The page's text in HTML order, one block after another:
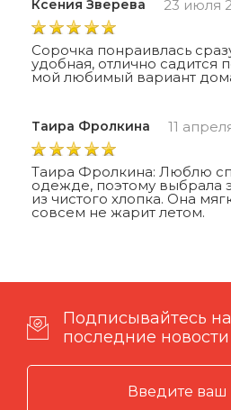
Ксения Зверева 23 июля
Сорочка понраивлась
удобная, отлично садится
мой любимый вариант
Таира Фролкина 11
Таира Фролкина: Люблю
одежде, поэтому выбрала
из чистого хлопка. Она
совсем не жарит летом.
Подписывайтесь
последние новости